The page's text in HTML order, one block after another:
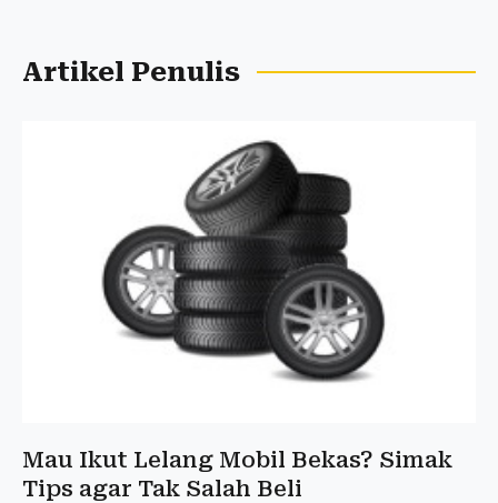
Artikel Penulis
Mau Ikut Lelang Mobil Bekas? Simak
Tips agar Tak Salah Beli